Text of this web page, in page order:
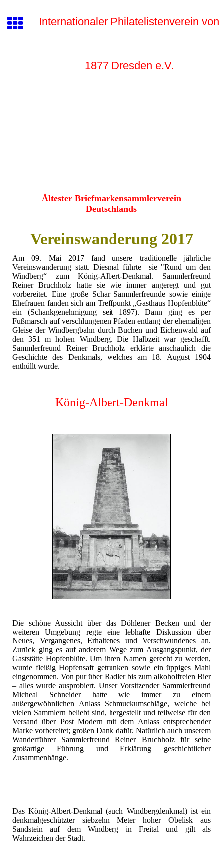
Internationaler Philatelistenverein von
1877 Dresden e.V.
Ältester Briefmarkensammlerverein
Deutschlands
Vereinswanderung 2017
Am 09. Mai 2017 fand unsere traditionelle jährliche
Vereinswanderung statt. Diesmal führte sie "Rund um den
Windberg“ zum König-Albert-Denkmal. Sammlerfreund
Reiner Bruchholz hatte sie wie immer angeregt und gut
vorbereitet. Eine große Schar Sammlerfreunde sowie einige
Ehefrauen fanden sich am Treffpunkt „Gasthaus Hopfenblüte“
ein (Schankgenehmigung seit 1897). Dann ging es per
Fußmarsch auf verschlungenen Pfaden entlang der ehemaligen
Gleise der Windbergbahn durch Buchen und Eichenwald auf
den 351 m hohen Windberg. Die Halbzeit war geschafft.
Sammlerfreund Reiner Bruchholz erklärte anschaulich die
Geschichte des Denkmals, welches am 18. August 1904
enthüllt wurde.
König-Albert-Denkmal
Die schöne Aussicht über das Döhlener Becken und der
weiteren Umgebung regte eine lebhafte Diskussion über
Neues, Vergangenes, Erhaltenes und Verschwundenes an.
Zurück ging es auf anderem Wege zum Ausgangspunkt, der
Gaststätte Hopfenblüte. Um ihren Namen gerecht zu werden,
wurde fleißig Hopfensaft getrunken sowie ein üppiges Mahl
eingenommen. Von pur über Radler bis zum alkoholfreien Bier
– alles wurde ausprobiert. Unser Vorsitzender Sammlerfreund
Micheal Schneider hatte wie immer zu einem
außergewöhnlichen Anlass Schmuckumschläge, welche bei
vielen Sammlern beliebt sind, hergestellt und teilweise für den
Versand über Post Modern mit dem Anlass entsprechender
Marke vorbereitet; großen Dank dafür. Natürlich auch unserem
Wanderführer Sammlerfreund Reiner Bruchholz für seine
großartige Führung und Erklärung geschichtlicher
Zusammenhänge.
Das König-Albert-Denkmal (auch Windbergdenkmal) ist ein
denkmalgeschützter siebzehn Meter hoher Obelisk aus
Sandstein auf dem Windberg in Freital und gilt als
Wahrzeichen der Stadt.